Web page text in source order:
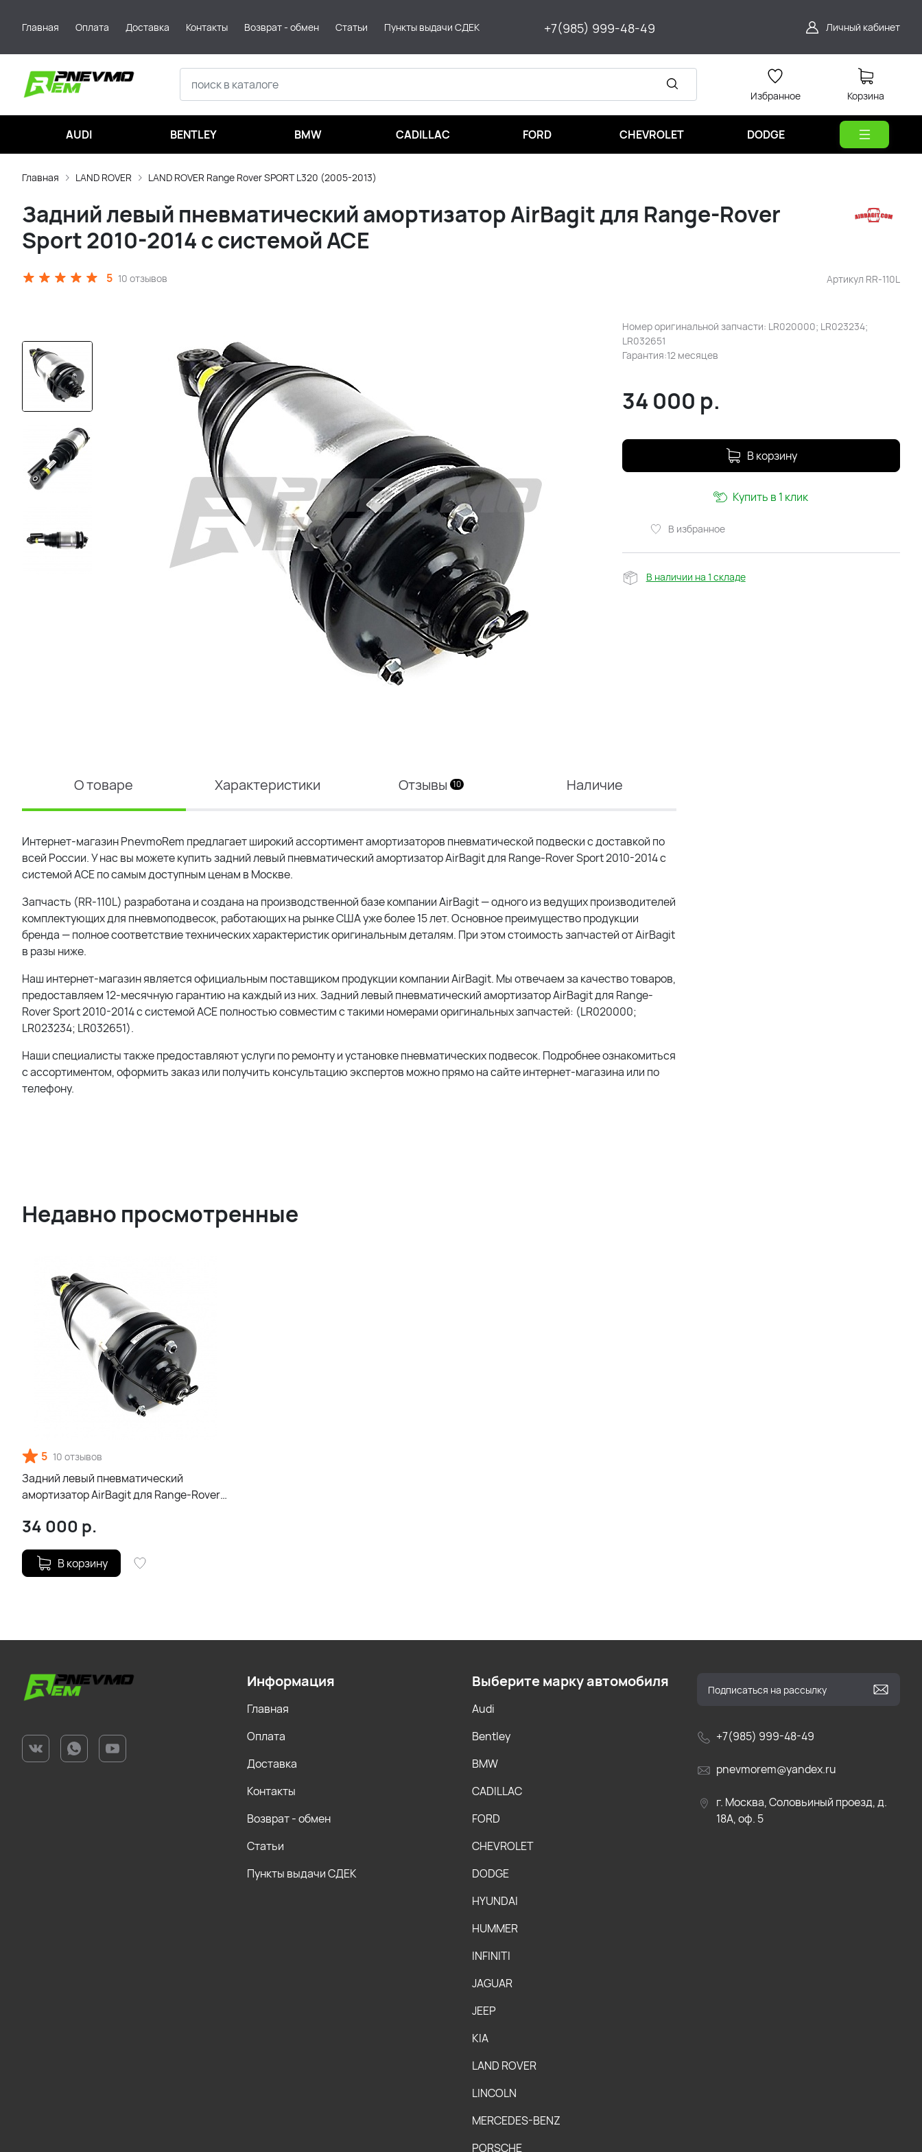
Главная Оплата Доставка Контакты Возврат - обмен Статьи Пункты выдачи СДЕК +7(985) 999-48-49 Личный кабинет
Избранное Корзина
AUDI BENTLEY BMW CADILLAC FORD CHEVROLET DODGE
Главная LAND ROVER LAND ROVER Range Rover SPORT L320 (2005-2013)
Артикул RR-110L
Задний левый пневматический амортизатор AirBagit для Range-Rover
Sport 2010-2014 с системой ACE
5 10 отзывов
Номер оригинальной запчасти: LR020000; LR023234;
LR032651
Гарантия:12 месяцев
34 000 р.
В корзину
В избранное
Купить в 1 клик
В наличии на 1 складе
О товаре Характеристики Отзывы 10 Наличие
Интернет-магазин PnevmoRem предлагает широкий ассортимент амортизаторов пневматической подвески с доставкой по
всей России. У нас вы можете купить задний левый пневматический амортизатор AirBagit для Range-Rover Sport 2010-2014 с
системой ACE по самым доступным ценам в Москве.
Запчасть (RR-110L) разработана и создана на производственной базе компании AirBagit — одного из ведущих производителей
комплектующих для пневмоподвесок, работающих на рынке США уже более 15 лет. Основное преимущество продукции
бренда — полное соответствие технических характеристик оригинальным деталям. При этом стоимость запчастей от AirBagit
в разы ниже.
Наш интернет-магазин является официальным поставщиком продукции компании AirBagit. Мы отвечаем за качество товаров,
предоставляем 12-месячную гарантию на каждый из них. Задний левый пневматический амортизатор AirBagit для Range-
Rover Sport 2010-2014 с системой ACE полностью совместим с такими номерами оригинальных запчастей: (LR020000;
LR023234; LR032651).
Наши специалисты также предоставляют услуги по ремонту и установке пневматических подвесок. Подробнее ознакомиться
с ассортиментом, оформить заказ или получить консультацию экспертов можно прямо на сайте интернет-магазина или по
телефону.
Недавно просмотренные
5 10 отзывов
Задний левый пневматический
амортизатор AirBagit для Range-Rover
34 000 р.
В корзину
+7(985) 999-48-49
pnevmorem@yandex.ru
г. Москва, Соловьиный проезд, д.
18А, оф. 5
Информация
Главная
Оплата
Доставка
Контакты
Возврат - обмен
Статьи
Пункты выдачи СДЕК
Выберите марку автомобиля
Audi
Bentley
BMW
CADILLAC
FORD
CHEVROLET
DODGE
HYUNDAI
HUMMER
INFINITI
JAGUAR
JEEP
KIA
LAND ROVER
LINCOLN
MERCEDES-BENZ
PORSCHE